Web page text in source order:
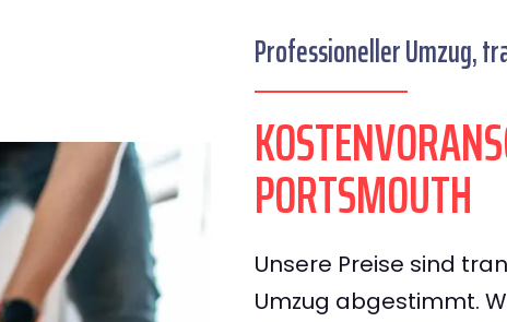
Professioneller Umzug,
PORTSMOUTH
Unsere Preise sind
Umzug abgestimmt.